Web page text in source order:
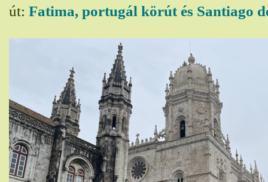
út: Fatima, portugál körút és Santiago